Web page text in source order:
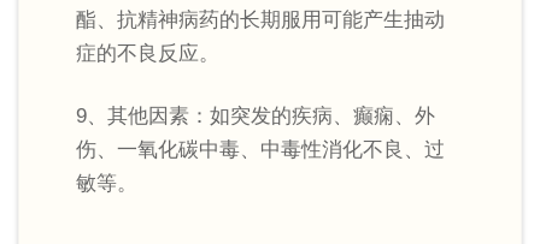
酯、抗精神病药的长期服用可能产生抽动
症的不良反应。
9、其他因素：如突发的疾病、癫痫、外
伤、一氧化碳中毒、中毒性消化不良、过
敏等。